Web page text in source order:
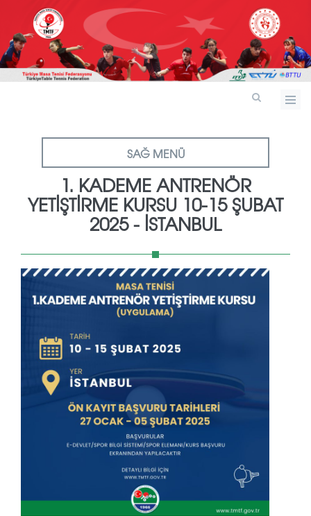
SAĞ MENÜ
1. KADEME ANTRENÖR
YETİŞTİRME KURSU 10-15 ŞUBAT
2025 - İSTANBUL